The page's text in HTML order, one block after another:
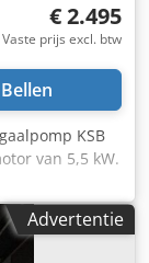
€ 2.495
Vaste prijs excl. btw
Bellen
KSB
van 5,5 kW.
– in zeer
Eek Pompen
industriële
Advertentie